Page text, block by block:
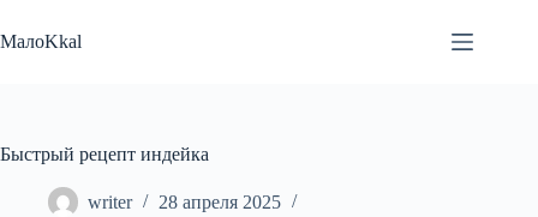
к
сути
МалоKkal
Быстрый рецепт индейка
writer
28 апреля 2025